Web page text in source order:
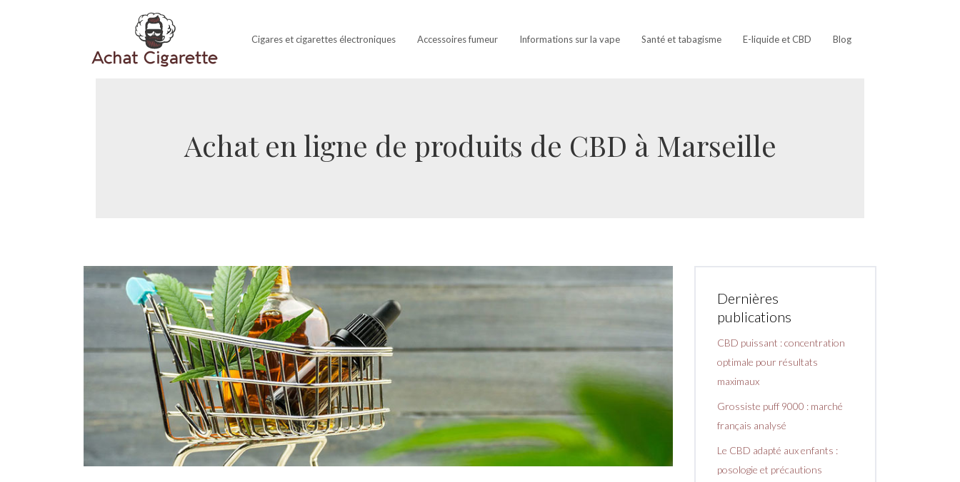
Cigares et cigarettes électroniques Accessoires fumeur Informations sur la vape Santé et tabagisme E-liquide et CBD Blog
Achat en ligne de produits de CBD à Marseille
Dernières
publications
CBD puissant : concentration
optimale pour résultats
maximaux
Grossiste puff 9000 : marché
français analysé
Le CBD adapté aux enfants :
posologie et précautions